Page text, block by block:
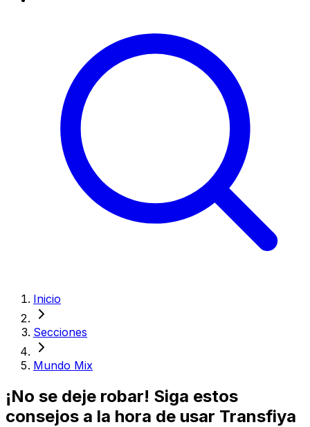
Inicio
Secciones
Mundo Mix
¡No se deje robar! Siga estos
consejos a la hora de usar Transfiya